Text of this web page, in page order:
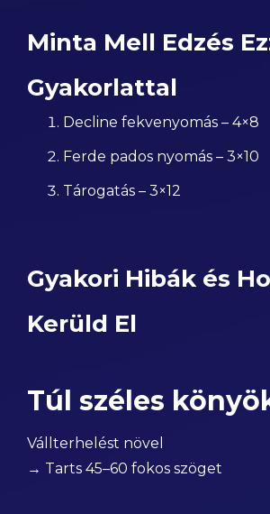
Minta Mell Edzés
Gyakorlattal
Decline fekvenyomás – 4×8
Ferde pados nyomás – 3×10
Tárogatás – 3×12
Gyakori Hibák és
Kerüld El
Túl széles
Vállterhelést növel
→ Tarts 45–60 fokos szöget